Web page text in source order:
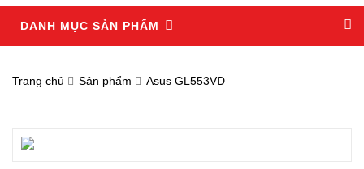
DANH MỤC SẢN PHẨM
Trang chủ Sản phẩm Asus GL553VD